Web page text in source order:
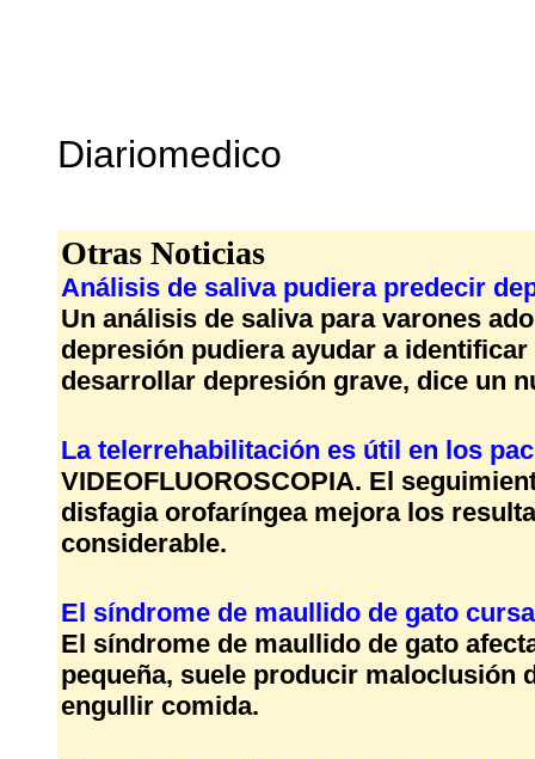
Diariomedico
Otras Noticias
Análisis de saliva pudiera predecir
Un análisis de saliva para varones
depresión pudiera ayudar a
desarrollar depresión grave, dice un
La telerrehabilitación es útil en los
VIDEOFLUOROSCOPIA. El
disfagia orofaríngea mejora los
considerable.
El síndrome de maullido de gato
El síndrome de maullido de gato
pequeña, suele producir maloclusión
engullir comida.